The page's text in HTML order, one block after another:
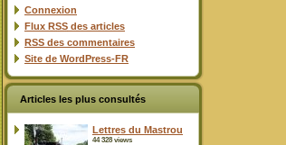
Connexion
Flux RSS des articles
RSS des commentaires
Site de WordPress-FR
Articles les plus consultés
Lettres du Mastrou
44 328 views